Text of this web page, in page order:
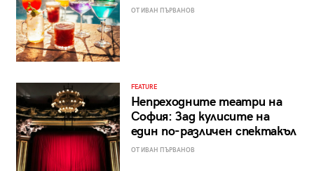
ОТ ИВАН ПЪРВАНОВ
FEATURE
Непреходните театри на
София: Зад кулисите на
един по-различен спектакъл
ОТ ИВАН ПЪРВАНОВ